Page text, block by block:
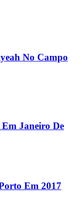
No Campo
Janeiro De
Em 2017